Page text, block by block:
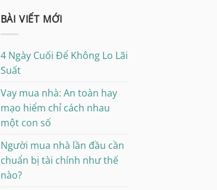
BÀI VIẾT MỚI
4 Ngày Cuối Để Không Lo Lãi
Suất
Vay mua nhà: An toàn hay
mạo hiểm chỉ cách nhau
một con số
Người mua nhà lần đầu cần
chuẩn bị tài chính như thế
nào?